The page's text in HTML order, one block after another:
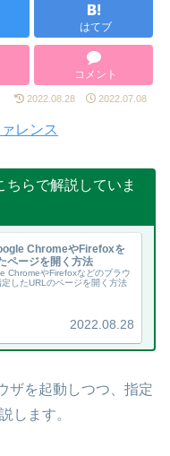
はてブ
コメント
2022.08.28 2022.07.08
レンス
らで解説していま
ChromeやFirefoxを
ページを開く方法
ChromeやFirefoxなどのブラウ
したURLのページを開く方法
2022.08.28
ザを起動しつつ、指定
します。